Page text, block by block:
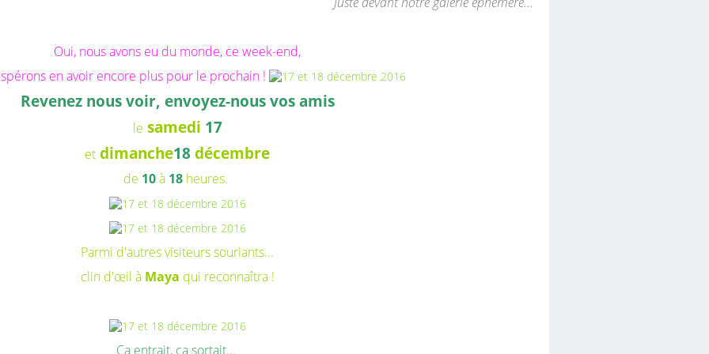
Oui, nous avons eu du monde, ce week-end,
en avoir encore plus pour le prochain !
Revenez nous voir, envoyez-nous vos amis
le samedi 17
et dimanche18 décembre
de 10à 18 heures.
Parmi d'autres visiteurs souriants...
clin d'œil à Maya qui reconnaîtra !
Ça entrait, ça sortait...